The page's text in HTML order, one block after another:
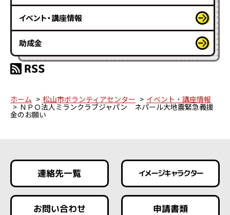
イベント・講座情報
助成金
ホーム 松山市ボランティアセンター イベント・講座情報
ＮＰＯ法人ミランクラブジャパン ネパール大地震緊急義援
金のお願い
連絡先一覧 イメージキャラクター
お問い合わせ 申請書類